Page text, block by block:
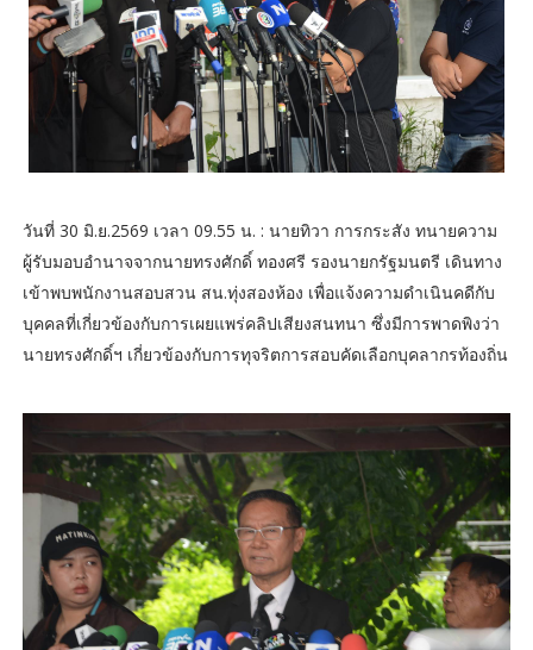
วันที่ 30 มิ.ย.2569 เวลา 09.55 น. : นายทิวา การกระสัง ทนายความ
ผู้รับมอบอำนาจจากนายทรงศักดิ์ ทองศรี รองนายกรัฐมนตรี เดินทาง
เข้าพบพนักงานสอบสวน สน.ทุ่งสองห้อง เพื่อแจ้งความดำเนินคดีกับ
บุคคลที่เกี่ยวข้องกับการเผยแพร่คลิปเสียงสนทนา ซึ่งมีการพาดพิงว่า
นายทรงศักดิ์ฯ เกี่ยวข้องกับการทุจริตการสอบคัดเลือกบุคลากรท้องถิ่น